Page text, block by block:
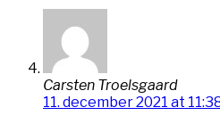
Carsten Troelsgaard
11. december 2021 at